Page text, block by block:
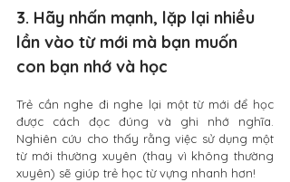
3. Hãy nhấn mạnh, lặp lại nhiều
lần vào từ mới mà bạn muốn
con bạn nhớ và học
Trẻ cần nghe đi nghe lại một từ mới để học
được cách đọc đúng và ghi nhớ nghĩa.
Nghiên cứu cho thấy rằng việc sử dụng một
từ mới thường xuyên (thay vì không thường
xuyên) sẽ giúp trẻ học từ vựng nhanh hơn!